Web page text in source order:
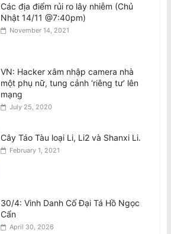
National Stroke Week: Đột quỵ rất “sợ”
loại quả này, nghiên cứu đã đưa ra
bằng chứng
National Stroke Week: Uống đủ nước
giúp giảm 25% nguy cơ đột quỵ
August 5, 2026
Các địa điểm rủi ro lây nhiễm (Chủ
Nhật 14/11 @7:40pm)
November 14, 2021
VN: Hacker xâm nhập camera nhà
một phụ nữ, tung cảnh ‘riêng tư’ lên
mạng
July 25, 2020
Cây Táo Tàu loại Li, Li2 và Shanxi Li.
February 1, 2021
30/4: Vinh Danh Cố Đại Tá Hồ Ngọc
Cẩn
April 30, 2026